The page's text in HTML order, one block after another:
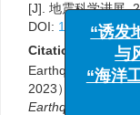
[J]. 地震科学进展,
DOI: 10.3969/
Citation:
Earthquake
2023） by the U.
Earthquake
“诱
“海洋